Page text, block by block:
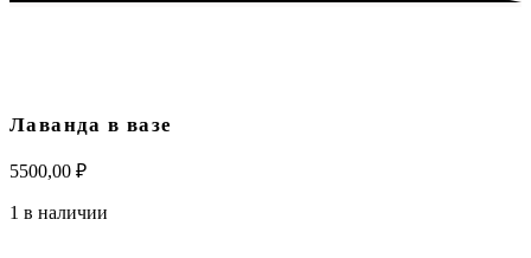
Лаванда в вазе
5500,00 ₽
1 в наличии